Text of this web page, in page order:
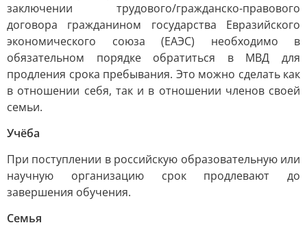
заключении трудового/гражданско-правового
договора гражданином государства Евразийского
экономического союза (ЕАЭС) необходимо в
обязательном порядке обратиться в МВД для
продления срока пребывания. Это можно сделать как
в отношении себя, так и в отношении членов своей
семьи.
Учёба
При поступлении в российскую образовательную или
научную организацию срок продлевают до
завершения обучения.
Семья